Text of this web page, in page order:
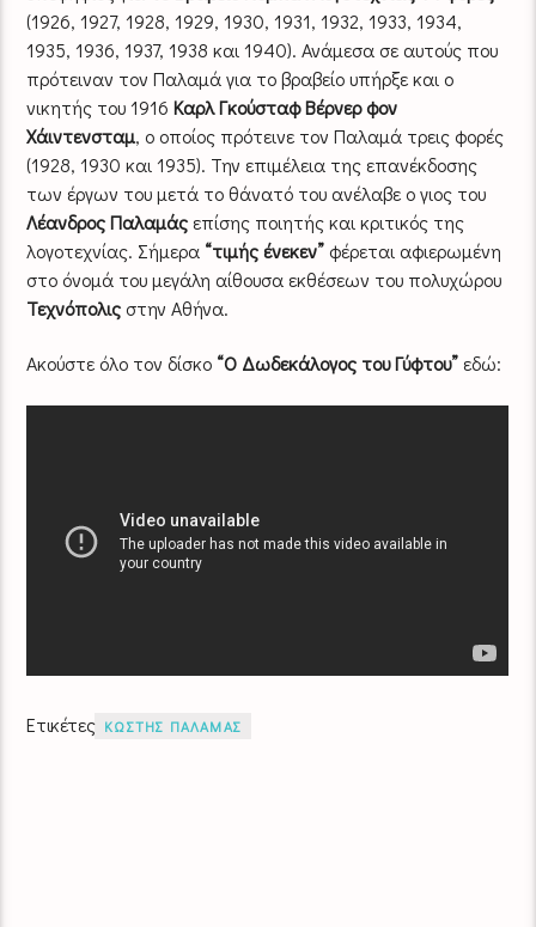
(1926, 1927, 1928, 1929, 1930, 1931, 1932, 1933, 1934,
1935, 1936, 1937, 1938 και 1940). Ανάμεσα σε αυτούς που
πρότειναν τον Παλαμά για το βραβείο υπήρξε και ο
νικητής του 1916Καρλ Γκούσταφ Βέρνερ φον
Χάιντενσταμ, ο οποίος πρότεινε τον Παλαμά τρεις φορές
(1928, 1930 και 1935). Την επιμέλεια της επανέκδοσης
των έργων του μετά το θάνατό του ανέλαβε ο γιος του
Λέανδρος Παλαμάςεπίσης ποιητής και κριτικός της
λογοτεχνίας. Σήμερα “τιμής ένεκεν” φέρεται αφιερωμένη
στο όνομά του μεγάλη αίθουσα εκθέσεων του πολυχώρου
Τεχνόπολις στην Αθήνα.
Ακούστε όλο τον δίσκο “Ο Δωδεκάλογος του Γύφτου”εδώ:
Ετικέτες ΚΩΣΤΗΣ ΠΑΛΑΜΑΣ